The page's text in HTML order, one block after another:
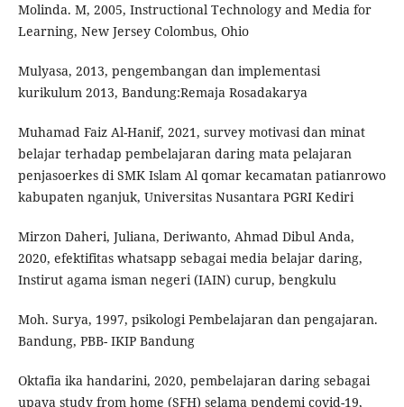
Molinda. M, 2005, Instructional Technology and Media for
Learning, New Jersey Colombus, Ohio
Mulyasa, 2013, pengembangan dan implementasi
kurikulum 2013, Bandung:Remaja Rosadakarya
Muhamad Faiz Al-Hanif, 2021, survey motivasi dan minat
belajar terhadap pembelajaran daring mata pelajaran
penjasoerkes di SMK Islam Al qomar kecamatan patianrowo
kabupaten nganjuk, Universitas Nusantara PGRI Kediri
Mirzon Daheri, Juliana, Deriwanto, Ahmad Dibul Anda,
2020, efektifitas whatsapp sebagai media belajar daring,
Instirut agama isman negeri (IAIN) curup, bengkulu
Moh. Surya, 1997, psikologi Pembelajaran dan pengajaran.
Bandung, PBB- IKIP Bandung
Oktafia ika handarini, 2020, pembelajaran daring sebagai
upaya study from home (SFH) selama pendemi covid-19,